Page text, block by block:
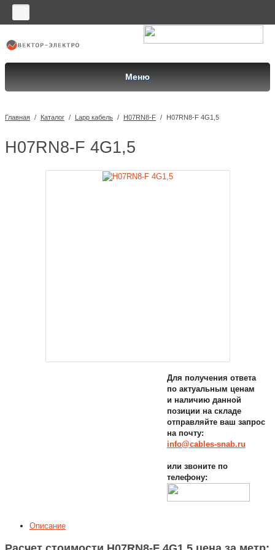
Меню
Главная / Каталог / Lapp кабель / H07RN8-F / H07RN8-F 4G1,5
H07RN8-F 4G1,5
Для получения ответа
по актуальным ценам
и наличию данной
позиции на складе
отправляйте ваш запрос
на почту:
info@cables-snab.ru
или звоните по
телефону:
Описание